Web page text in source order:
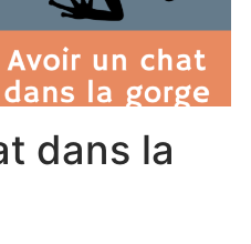
dans la